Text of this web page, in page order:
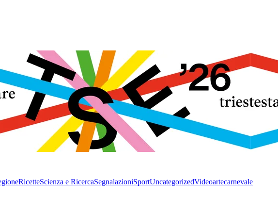
RicetteScienza e RicercaSegnalazioniSportUncategorizedVideoartecarnevale